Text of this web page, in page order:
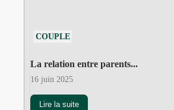
COUPLE
La relation entre parents...
16 juin 2025
Lire la suite